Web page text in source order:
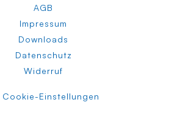
AGB
Impressum
Downloads
Datenschutz
Widerruf
Cookie-Einstellungen